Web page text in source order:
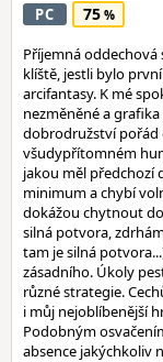
PC 75
Příjemná oddechová
klíště, jestli bylo
arcifantasy. K mé
nezměněné a
dobrodružství pořád
všudypřítomném
jakou měl předchozí
minimum a chybí
dokážou chytnout
silná potvora,
tam je silná
zásadního. Úkoly
různé strategie.
i můj nejoblíbenější
Podobným
absence jakýchkoliv